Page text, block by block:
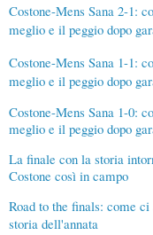
Costone-Mens Sana 2-1:
meglio e il peggio dopo
Costone-Mens Sana 1-1:
meglio e il peggio dopo
Costone-Mens Sana 1-0:
meglio e il peggio dopo
La finale con la storia
Costone così in campo
Road to the finals: come
storia dell'annata